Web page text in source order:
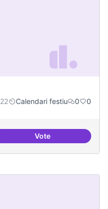
Calendari festiu 0 0
VotePlaça del